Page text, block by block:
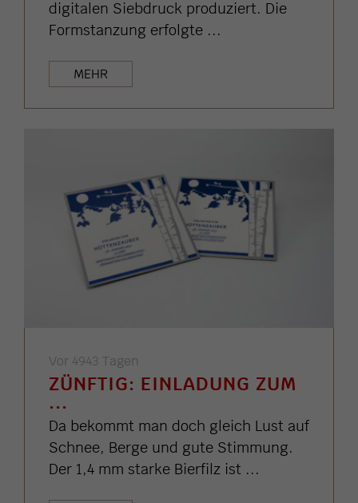
digitalen Siebdruck produziert. Die
Formstanzung erfolgte ...
MEHR
Vor 4943 Tagen
ZÜNFTIG: EINLADUNG ZUM
...
Da bekommt man doch gleich Lust auf
Schnee, Berge und gute Stimmung.
Der 1,4 mm starke Bierfilz ist ...